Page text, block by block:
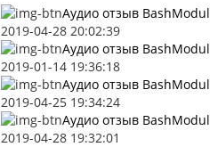
Аудио отзыв BashModul
2019-04-28 20:02:39
Аудио отзыв BashModul
2019-01-14 19:36:18
Аудио отзыв BashModul
2019-04-25 19:34:24
Аудио отзыв BashModul
2019-04-28 19:32:01